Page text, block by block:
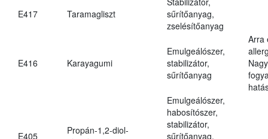
E417 Taramagliszt
sűrítőanyag,
zselésítőanyag
E416 Karayagumi
Emulgeálószer,
stabilizátor,
sűrítőanyag
Arra
E405
Propán-1,2-diol-
Emulgeálószer,
habosítószer,
stabilizátor,
sűrítőanyag,